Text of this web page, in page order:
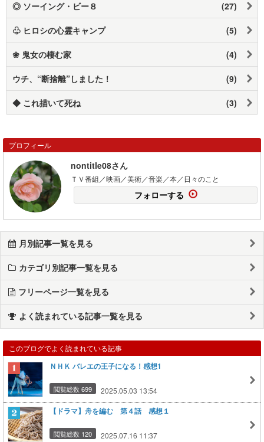
◎ ソーイング・ビー８ (27)
♧ ヒロシの心霊キャンプ (5)
❀ 鬼女の棲む家 (4)
ウチ、“断捨離”しました！ (9)
◆ これ描いて死ね (3)
プロフィール
nontitle08さん
ＴＶ番組／映画／美術／音楽／本／日々のこと
フォローする
月別記事一覧を見る
カテゴリ別記事一覧を見る
フリーページ一覧を見る
よく読まれている記事一覧を見る
このブログでよく読まれている記事
ＮＨＫ バレエの王子になる！感想1
閲覧総数 699 2025.05.03 13:54
【ドラマ】舟を編む 第４話 感想１
閲覧総数 120 2025.07.16 11:37